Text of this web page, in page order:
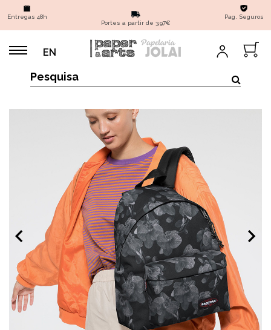
Entregas 48h
Portes a partir de 3,97€
Pag. Seguros
EN